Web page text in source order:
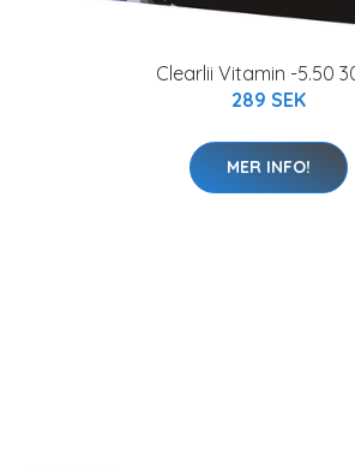
Clearlii Vitamin -5.50
289 SEK
MER INFO!